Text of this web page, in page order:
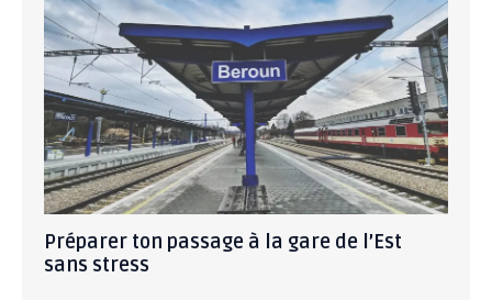
Préparer ton passage à la gare de l’Est
sans stress